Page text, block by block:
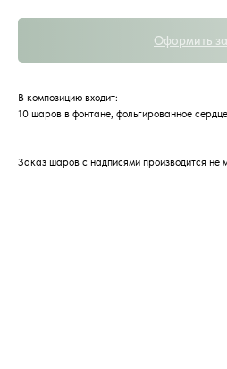
Оформить
В композицию входит:
10 шаров в фонтане, фольгированное
Заказ шаров с надписями производится не